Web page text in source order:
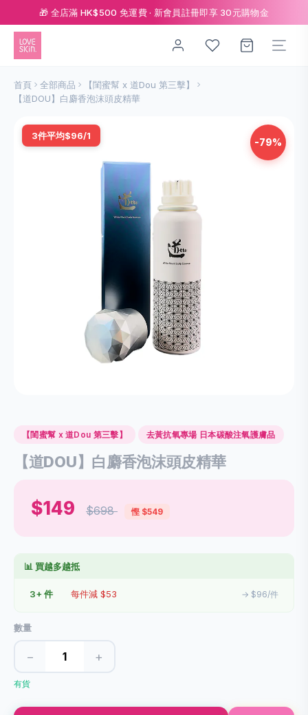
🎁 全店滿 HK$500 免運費 · 新會員註冊即享 30元購物金
首頁 全部商品
【閨蜜幫 x 道Dou 第三擊】
【道DOU】白麝香泡沫頭皮精華
-79%
3件平均$96/1
【閨蜜幫 x 道Dou 第三擊】 去黃抗氧專場 日本碳酸注氧護膚品
【道DOU】白麝香泡沫頭皮精華
$149 $698 慳 $549
📊 買越多越抵
3+ 件 每件減 $53 → $96/件
數量
− +
有貨